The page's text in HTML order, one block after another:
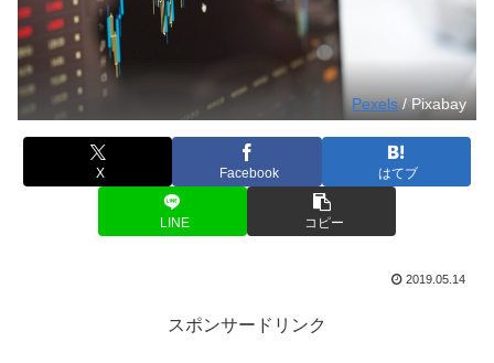
Pexels/ Pixabay
X Facebook はてブ
LINE コピー
2019.05.14
スポンサードリンク